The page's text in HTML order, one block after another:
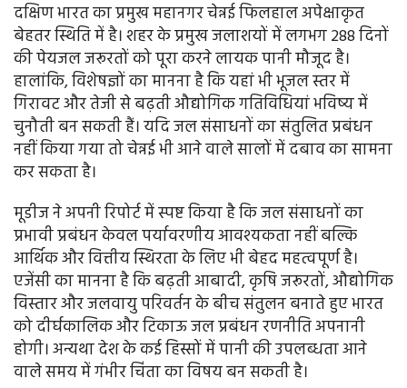
दक्षिण भारत का प्रमुख महानगर चेन्नई फिलहाल अपेक्षाकृत
बेहतर स्थिति में है। शहर के प्रमुख जलाशयों में लगभग 288 दिनों
की पेयजल जरूरतों को पूरा करने लायक पानी मौजूद है।
हालांकि, विशेषज्ञों का मानना है कि यहां भी भूजल स्तर में
गिरावट और तेजी से बढ़ती औद्योगिक गतिविधियां भविष्य में
चुनौती बन सकती हैं। यदि जल संसाधनों का संतुलित प्रबंधन
नहीं किया गया तो चेन्नई भी आने वाले सालों में दबाव का सामना
कर सकता है।
मूडीज ने अपनी रिपोर्ट में स्पष्ट किया है कि जल संसाधनों का
प्रभावी प्रबंधन केवल पर्यावरणीय आवश्यकता नहीं बल्कि
आर्थिक और वित्तीय स्थिरता के लिए भी बेहद महत्वपूर्ण है।
एजेंसी का मानना है कि बढ़ती आबादी, कृषि जरूरतों, औद्योगिक
विस्तार और जलवायु परिवर्तन के बीच संतुलन बनाते हुए भारत
को दीर्घकालिक और टिकाऊ जल प्रबंधन रणनीति अपनानी
होगी। अन्यथा देश के कई हिस्सों में पानी की उपलब्धता आने
वाले समय में गंभीर चिंता का विषय बन सकती है।